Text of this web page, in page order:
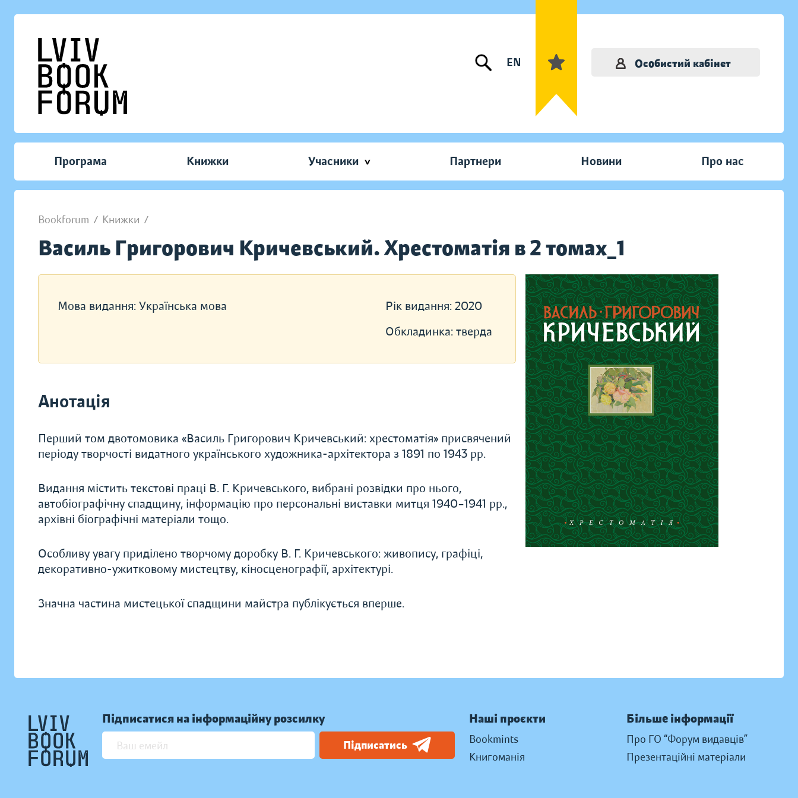
EN Особистий кабінет
Програма Книжки Учасники Партнери Новини Про нас
Bookforum / Книжки /
Василь Григорович Кричевський. Хрестоматія в 2 томах_1
Мова видання: Українська мова Рік видання: 2020
Обкладинка: тверда
Анотація
Перший том двотомовика «Василь Григорович Кричевський: хрестоматія» присвячений
періоду творчості видатного українського художника-архітектора з 1891 по 1943 рр.
Видання містить текстові праці В. Г. Кричевського, вибрані розвідки про нього,
автобіографічну спадщину, інформацію про персональні виставки митця 1940–1941 рр.,
архівні біографічні матеріали тощо.
Особливу увагу приділено творчому доробку В. Г. Кричевського: живопису, графіці,
декоративно-ужитковому мистецтву, кіносценографії, архітектурі.
Значна частина мистецької спадщини майстра публікується вперше.
Підписатися на інформаційну розсилку
Підписатись
Наші проєкти
Bookmints
Книгоманія
Більше інформації
Про ГО “Форум видавців”
Презентаційні матеріали